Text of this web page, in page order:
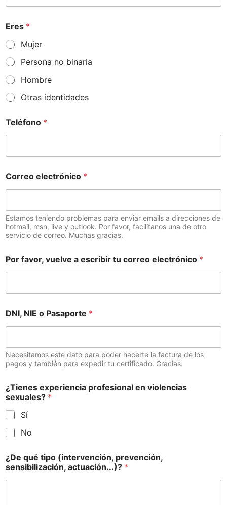
Eres *
Mujer
Persona no binaria
Hombre
Otras identidades
Teléfono *
Correo electrónico *
Estamos teniendo problemas para enviar emails a direcciones de
hotmail, msn, live y outlook. Por favor, facilítanos una de otro
servicio de correo. Muchas gracias.
Por favor, vuelve a escribir tu correo electrónico *
DNI, NIE o Pasaporte *
Necesitamos este dato para poder hacerte la factura de los
pagos y también para expedir tu certificado. Gracias.
¿Tienes experiencia profesional en violencias
sexuales? *
Sí
No
¿De qué tipo (intervención, prevención,
sensibilización, actuación...)? *